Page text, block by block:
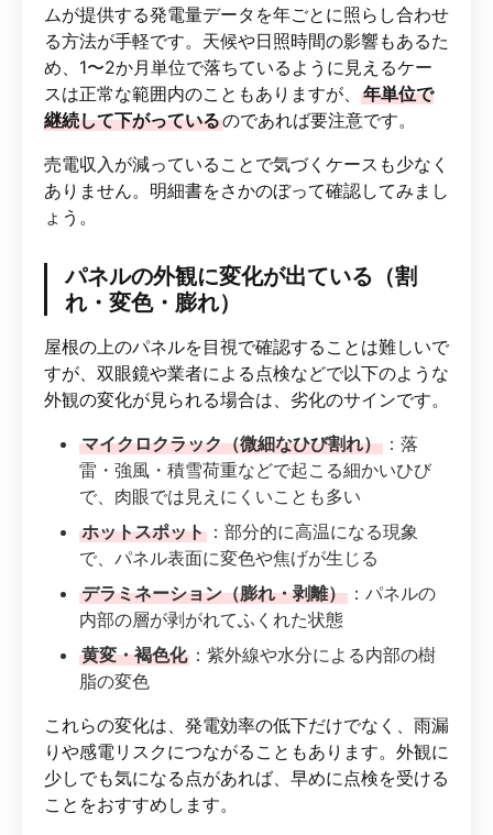
ムが提供する発電量データを年ごとに照らし合わせ
る方法が手軽です。天候や日照時間の影響もあるた
め、1〜2か月単位で落ちているように見えるケー
スは正常な範囲内のこともありますが、 年単位で
継続して下がっているのであれば要注意です。
売電収入が減っていることで気づくケースも少なく
ありません。明細書をさかのぼって確認してみまし
ょう。
パネルの外観に変化が出ている（割
れ・変色・膨れ）
屋根の上のパネルを目視で確認することは難しいで
すが、双眼鏡や業者による点検などで以下のような
外観の変化が見られる場合は、劣化のサインです。
マイクロクラック（微細なひび割れ） ：落
雷・強風・積雪荷重などで起こる細かいひび
で、肉眼では見えにくいことも多い
ホットスポット ：部分的に高温になる現象
で、パネル表面に変色や焦げが生じる
デラミネーション（膨れ・剥離） ：パネルの
内部の層が剥がれてふくれた状態
黄変・褐色化 ：紫外線や水分による内部の樹
脂の変色
これらの変化は、発電効率の低下だけでなく、雨漏
りや感電リスクにつながることもあります。外観に
少しでも気になる点があれば、早めに点検を受ける
ことをおすすめします。